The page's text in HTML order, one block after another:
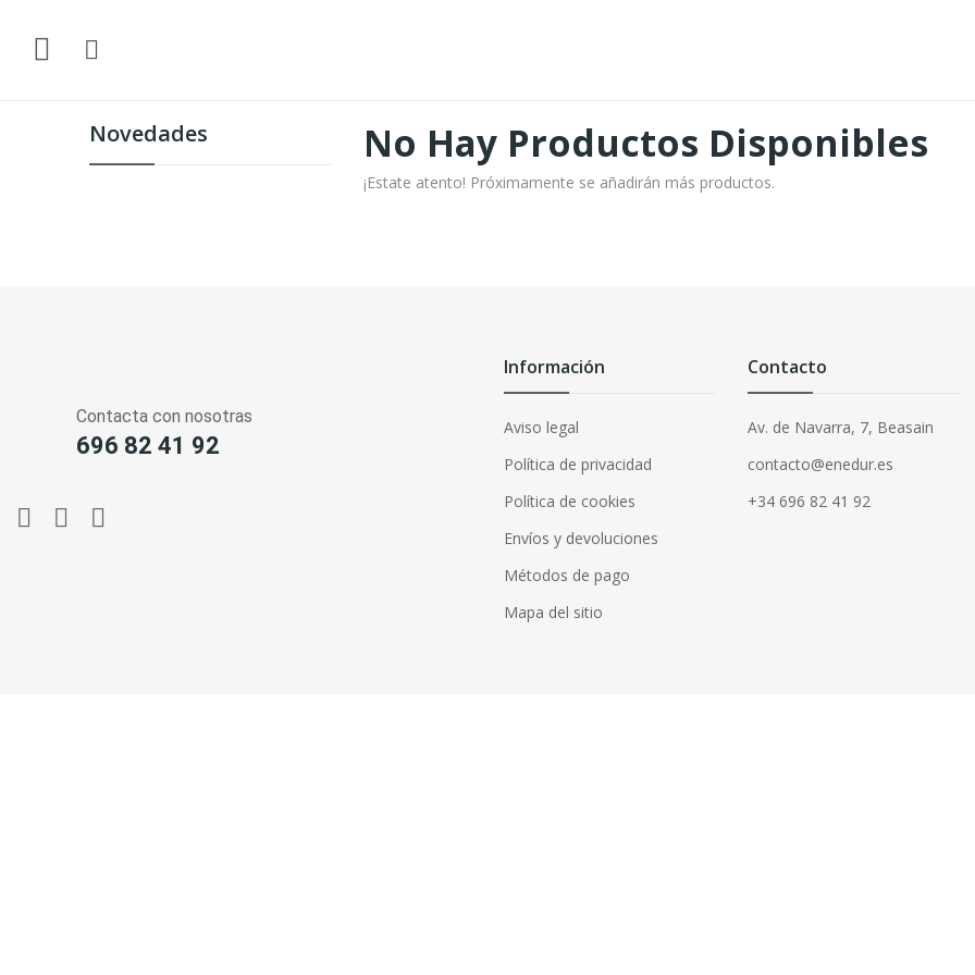
Novedades No Hay Productos Disponibles
¡Estate atento! Próximamente se añadirán más productos.
Contacta con nosotras
696 82 41 92
Información
Aviso legal
Política de privacidad
Política de cookies
Envíos y devoluciones
Métodos de pago
Mapa del sitio
Contacto
Av. de Navarra, 7, Beasain
contacto@enedur.es
+34 696 82 41 92